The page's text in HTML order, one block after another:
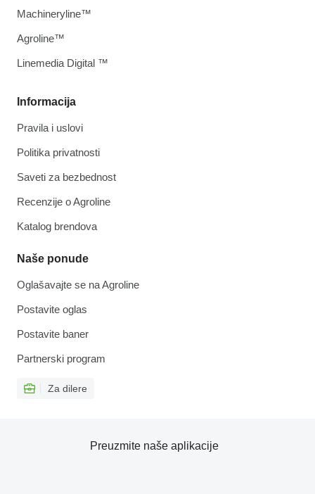
Informacija
Pravila i uslovi
Politika privatnosti
Saveti za bezbednost
Recenzije o Agroline
Katalog brendova
Naše ponude
Oglašavajte se na Agroline
Postavite oglas
Postavite baner
Partnerski program
Za dilere
Machineryline™
Agroline™
Linemedia Digital ™
Preuzmite naše aplikacije